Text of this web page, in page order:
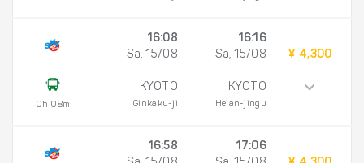
0h 08m
16:08
Sa, 15/08
KYOTO
Ginkaku-ji
16:16
Sa, 15/08
KYOTO
Heian-jingu
¥ 4,300
16:58
17:06